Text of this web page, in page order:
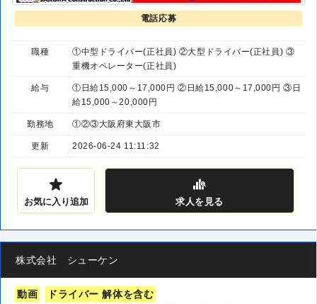
電話応募
職種
①中型ドライバー(正社員) ②大型ドライバー(正社員) ③
重機オペレーター(正社員)
給与
①日給15,000～17,000円 ②日給15,000～17,000円 ③日
給15,000～20,000円
勤務地 ①②③大阪府東大阪市
更新 2026-06-24 11:11:32
お気に入り追加 求人を見る
株式会社 シューケン
動画
ドライバー 解体を含む